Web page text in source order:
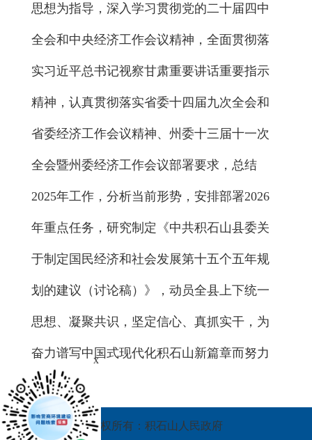
思想为指导，深入学习贯彻党的二十届四中
全会和中央经济工作会议精神，全面贯彻落
实习近平总书记视察甘肃重要讲话重要指示
精神，认真贯彻落实省委十四届九次全会和
省委经济工作会议精神、州委十三届十一次
全会暨州委经济工作会议部署要求，总结
2025年工作，分析当前形势，安排部署2026
年重点任务，研究制定《中共积石山县委关
于制定国民经济和社会发展第十五个五年规
划的建议（讨论稿）》，动员全县上下统一
思想、凝聚共识，坚定信心、真抓实干，为
奋力谱写中国式现代化积石山新篇章而努力
奋斗！
版权所有：积石山人民政府
x